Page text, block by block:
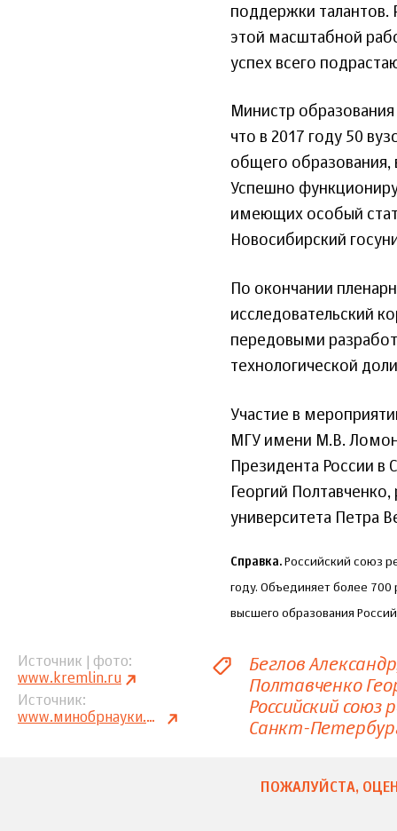
поддержки талантов.
этой масштабной
успех всего
Министр
что в 2017 году 50
общего образования,
Успешно
имеющих особый
Новосибирский
По окончании
исследовательский
передовыми
технологической
Участие в
МГУ имени М.В.
Президента России в
Георгий
университета Петра
Справка. Российский союз
году. Объединяет более 700
высшего образования
Источник | фото
www.kremlin.ru
Источник
www.минобрнауки.рф
Беглов Александр
Полтавченко
Российский союз
Санкт-
ПОЖАЛУЙСТА,